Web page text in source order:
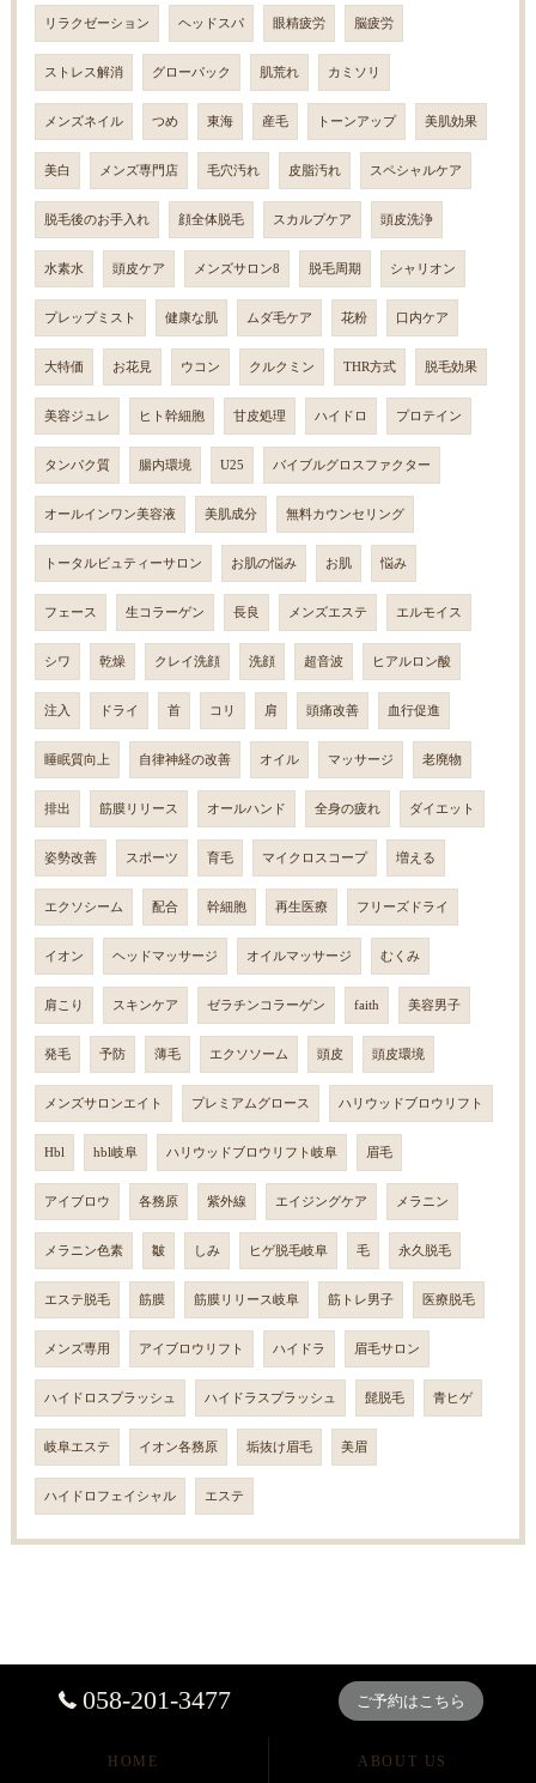
リラクゼーション ヘッドスパ 眼精疲労 脳疲労
ストレス解消 グローパック 肌荒れ カミソリ
メンズネイル つめ 東海 産毛 トーンアップ 美肌効果
美白 メンズ専門店 毛穴汚れ 皮脂汚れ スペシャルケア
脱毛後のお手入れ 顔全体脱毛 スカルプケア 頭皮洗浄
水素水 頭皮ケア メンズサロン8 脱毛周期 シャリオン
プレップミスト 健康な肌 ムダ毛ケア 花粉 口内ケア
大特価 お花見 ウコン クルクミン THR方式 脱毛効果
美容ジュレ ヒト幹細胞 甘皮処理 ハイドロ プロテイン
タンパク質 腸内環境 U25 バイブルグロスファクター
オールインワン美容液 美肌成分 無料カウンセリング
トータルビュティーサロン お肌の悩み お肌 悩み
フェース 生コラーゲン 長良 メンズエステ エルモイス
シワ 乾燥 クレイ洗顔 洗顔 超音波 ヒアルロン酸
注入 ドライ 首 コリ 肩 頭痛改善 血行促進
睡眠質向上 自律神経の改善 オイル マッサージ 老廃物
排出 筋膜リリース オールハンド 全身の疲れ ダイエット
姿勢改善 スポーツ 育毛 マイクロスコープ 増える
エクソシーム 配合 幹細胞 再生医療 フリーズドライ
イオン ヘッドマッサージ オイルマッサージ むくみ
肩こり スキンケア ゼラチンコラーゲン faith 美容男子
発毛 予防 薄毛 エクソソーム 頭皮 頭皮環境
メンズサロンエイト プレミアムグロース ハリウッドブロウリフト
Hbl hbl岐阜 ハリウッドブロウリフト岐阜 眉毛
アイブロウ 各務原 紫外線 エイジングケア メラニン
メラニン色素 皺 しみ ヒゲ脱毛岐阜 毛 永久脱毛
エステ脱毛 筋膜 筋膜リリース岐阜 筋トレ男子 医療脱毛
メンズ専用 アイブロウリフト ハイドラ 眉毛サロン
ハイドロスプラッシュ ハイドラスプラッシュ 髭脱毛 青ヒゲ
岐阜エステ イオン各務原 垢抜け眉毛 美眉
ハイドロフェイシャル エステ
058-201-3477 ご予約はこちら
HOME ABOUT US